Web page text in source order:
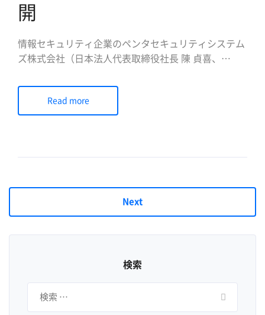
開
情報セキュリティ企業のペンタセキュリティシステム
ズ株式会社（日本法人代表取締役社長 陳 貞喜、
リティ、韓国本社、ヒューストン/米国法人）は12月3
日、2020年上半期のWebアプリケーション脅威分析
Read more
Next
検索